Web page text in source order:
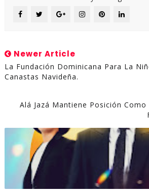
Newer Article
La Fundación Dominicana Para La
Canastas Navideña.
Alá Jazá Mantiene Posición